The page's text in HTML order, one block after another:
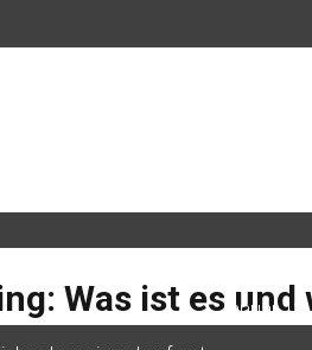
Was ist esJanuar 12,